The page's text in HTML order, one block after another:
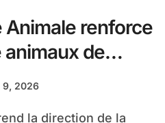
Animale renforce
de
sa présence aux
9, 2026